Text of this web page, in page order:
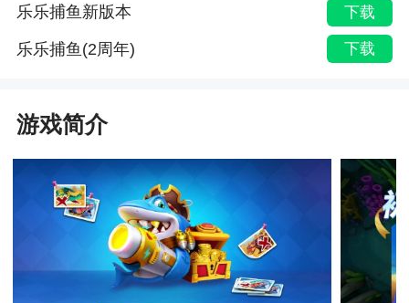
乐乐捕鱼新版本 下载
乐乐捕鱼(2周年) 下载
游戏简介